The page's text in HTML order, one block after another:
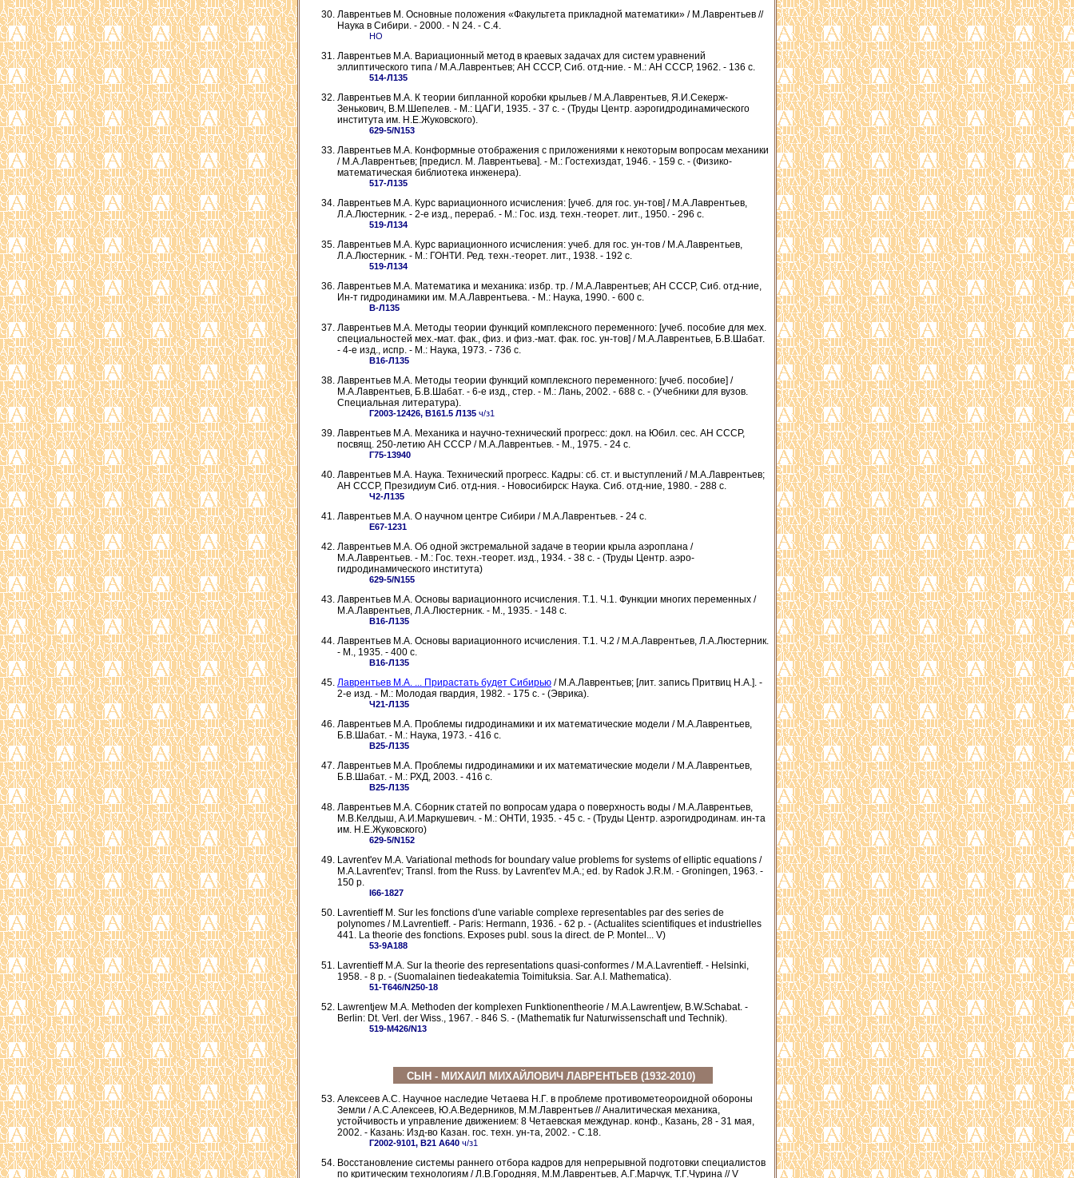
Лаврентьев М. Основные положения «Факультета прикладной математики» / М.Лаврентьев //
Наука в Сибири. - 2000. - N 24. - С.4.
НО
Лаврентьев М.А. Вариационный метод в краевых задачах для систем уравнений
эллиптического типа / М.А.Лаврентьев; АН СССР, Сиб. отд-ние. - М.: АН СССР, 1962. - 136 с.
514-Л135
Лаврентьев М.А. К теории бипланной коробки крыльев / М.А.Лаврентьев, Я.И.Секерж-
Зенькович, В.М.Шепелев. - М.: ЦАГИ, 1935. - 37 с. - (Труды Центр. аэрогидродинамического
института им. Н.Е.Жуковского).
629-5/N153
Лаврентьев М.А. Конформные отображения с приложениями к некоторым вопросам механики
/ М.А.Лаврентьев; [предисл. М. Лаврентьева]. - М.: Гостехиздат, 1946. - 159 с. - (Физико-
математическая библиотека инженера).
517-Л135
Лаврентьев М.А. Курс вариационного исчисления: [учеб. для гос. ун-тов] / М.А.Лаврентьев,
Л.А.Люстерник. - 2-е изд., перераб. - М.: Гос. изд. техн.-теорет. лит., 1950. - 296 с.
519-Л134
Лаврентьев М.А. Курс вариационного исчисления: учеб. для гос. ун-тов / М.А.Лаврентьев,
Л.А.Люстерник. - М.: ГОНТИ. Ред. техн.-теорет. лит., 1938. - 192 с.
519-Л134
Лаврентьев М.А. Математика и механика: избр. тр. / М.А.Лаврентьев; АН СССР, Сиб. отд-ние,
Ин-т гидродинамики им. М.А.Лаврентьева. - М.: Наука, 1990. - 600 с.
В-Л135
Лаврентьев М.А. Методы теории функций комплексного переменного: [учеб. пособие для мех.
специальностей мех.-мат. фак., физ. и физ.-мат. фак. гос. ун-тов] / М.А.Лаврентьев, Б.В.Шабат.
- 4-е изд., испр. - М.: Наука, 1973. - 736 с.
В16-Л135
Лаврентьев М.А. Методы теории функций комплексного переменного: [учеб. пособие] /
М.А.Лаврентьев, Б.В.Шабат. - 6-е изд., стер. - М.: Лань, 2002. - 688 с. - (Учебники для вузов.
Специальная литература).
Г2003-12426, В161.5 Л135 ч/з1
Лаврентьев М.А. Механика и научно-технический прогресс: докл. на Юбил. сес. АН СССР,
посвящ. 250-летию АН СССР / М.А.Лаврентьев. - М., 1975. - 24 с.
Г75-13940
Лаврентьев М.А. Наука. Технический прогресс. Кадры: сб. ст. и выступлений / М.А.Лаврентьев;
АН СССР, Президиум Сиб. отд-ния. - Новосибирск: Наука. Сиб. отд-ние, 1980. - 288 с.
Ч2-Л135
Лаврентьев М.А. О научном центре Сибири / М.А.Лаврентьев. - 24 с.
Е67-1231
Лаврентьев М.А. Об одной экстремальной задаче в теории крыла аэроплана /
М.А.Лаврентьев. - М.: Гос. техн.-теорет. изд., 1934. - 38 с. - (Труды Центр. аэро-
гидродинамического института)
629-5/N155
Лаврентьев М.А. Основы вариационного исчисления. Т.1. Ч.1. Функции многих переменных /
М.А.Лаврентьев, Л.А.Люстерник. - М., 1935. - 148 с.
В16-Л135
Лаврентьев М.А. Основы вариационного исчисления. Т.1. Ч.2 / М.А.Лаврентьев, Л.А.Люстерник.
- М., 1935. - 400 с.
В16-Л135
Лаврентьев М.А. ... Прирастать будет Сибирью / М.А.Лаврентьев; [лит. запись Притвиц Н.А.]. -
2-е изд. - М.: Молодая гвардия, 1982. - 175 с. - (Эврика).
Ч21-Л135
Лаврентьев М.А. Проблемы гидродинамики и их математические модели / М.А.Лаврентьев,
Б.В.Шабат. - М.: Наука, 1973. - 416 с.
В25-Л135
Лаврентьев М.А. Проблемы гидродинамики и их математические модели / М.А.Лаврентьев,
Б.В.Шабат. - М.: РХД, 2003. - 416 с.
В25-Л135
Лаврентьев М.А. Сборник статей по вопросам удара о поверхность воды / М.А.Лаврентьев,
М.В.Келдыш, А.И.Маркушевич. - М.: ОНТИ, 1935. - 45 с. - (Труды Центр. аэрогидродинам. ин-та
им. Н.Е.Жуковского)
629-5/N152
Lavrent'ev M.A. Variational methods for boundary value problems for systems of elliptic equations /
M.A.Lavrent'ev; Transl. from the Russ. by Lavrent'ev M.A.; ed. by Radok J.R.M. - Groningen, 1963. -
150 p.
I66-1827
Lavrentieff M. Sur les fonctions d'une variable complexe representables par des series de
polynomes / M.Lavrentieff. - Paris: Hermann, 1936. - 62 p. - (Actualites scientifiques et industrielles
441. La theorie des fonctions. Exposes publ. sous la direct. de P. Montel... V)
53-9А188
Lavrentieff M.A. Sur la theorie des representations quasi-conformes / M.A.Lavrentieff. - Helsinki,
1958. - 8 p. - (Suomalainen tiedeakatemia Toimituksia. Sar. A.I. Mathematica).
51-Т646/N250-18
Lawrentjew M.A. Methoden der komplexen Funktionentheorie / M.A.Lawrentjew, B.W.Schabat. -
Berlin: Dt. Verl. der Wiss., 1967. - 846 S. - (Mathematik fur Naturwissenschaft und Technik).
519-М426/N13
СЫН - МИХАИЛ МИХАЙЛОВИЧ ЛАВРЕНТЬЕВ (1932-2010)
Алексеев А.С. Научное наследие Четаева Н.Г. в проблеме противометеороидной обороны
Земли / А.С.Алексеев, Ю.А.Ведерников, М.М.Лаврентьев // Аналитическая механика,
устойчивость и управление движением: 8 Четаевская междунар. конф., Казань, 28 - 31 мая,
2002. - Казань: Изд-во Казан. гос. техн. ун-та, 2002. - С.18.
Г2002-9101, В21 А640 ч/з1
Восстановление системы раннего отбора кадров для непрерывной подготовки специалистов
по критическим технологиям / Л.В.Городняя, М.М.Лаврентьев, А.Г.Марчук, Т.Г.Чурина // V